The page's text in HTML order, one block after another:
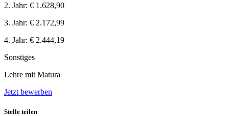
2. Jahr: € 1.628,90
3. Jahr: € 2.172,99
4. Jahr: € 2.444,19
Sonstiges
Lehre mit Matura
Jetzt bewerben
Stelle teilen